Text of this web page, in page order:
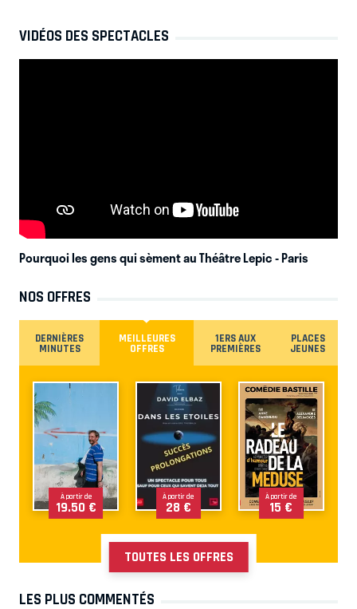
VIDÉOS DES SPECTACLES
Pourquoi les gens qui sèment au Théâtre Lepic- Paris
NOS OFFRES
DERNIÈRES
MINUTES
MEILLEURES
OFFRES
1ERS AUX
PREMIÈRES
PLACES
JEUNES
À partir de
19.50 €
À partir de
28 €
À partir de
15 €
TOUTES LES OFFRES
LES PLUS COMMENTÉS